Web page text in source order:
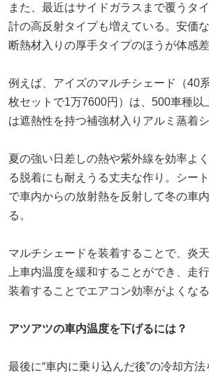
また、最近はサイドガラスまで覆うタ
計の高反射タイプも増えている。安価
断熱材入りの厚手タイプのほうが体感差
例えば、アイズのマルチシェード（40
枚セットで1万7600円）は、500車種以
は遮熱性を持つ補強材入りアルミ蒸着シ
夏の強い日差しの熱や紫外線を効率よ
る脱着にも耐えうる丈夫な作り。シー
で車内からの放射熱を反射して冬の車
る。
マルチシェードを装着することで、炎
上車内温度を緩和することができ、走
装着することでエアコン効率がよくなる
アツアツの車内温度を下げるには？
最後に“車内に乗り込んだ後”の冷却方